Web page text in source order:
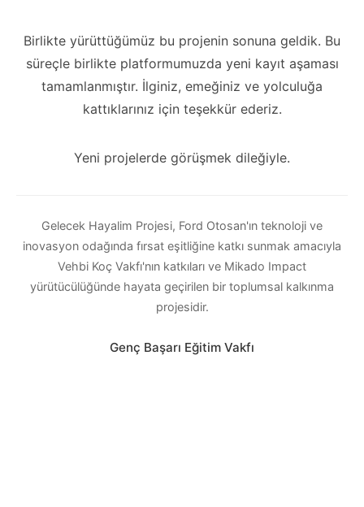
Birlikte yürüttüğümüz bu projenin sonuna geldik. Bu
süreçle birlikte platformumuzda yeni kayıt aşaması
tamamlanmıştır. İlginiz, emeğiniz ve yolculuğa
kattıklarınız için teşekkür ederiz.
Yeni projelerde görüşmek dileğiyle.
Gelecek Hayalim Projesi, Ford Otosan'ın teknoloji ve
inovasyon odağında fırsat eşitliğine katkı sunmak amacıyla
Vehbi Koç Vakfı'nın katkıları ve Mikado Impact
yürütücülüğünde hayata geçirilen bir toplumsal kalkınma
projesidir.
Genç Başarı Eğitim Vakfı